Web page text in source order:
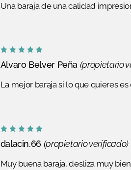
Una baraja de una calidad
con5
de
Alvaro Belver Peña (propietario
La mejor baraja si lo que quieres
con5de
dalacin.66 (propietario verificado)
Muy buena baraja, desliza muy